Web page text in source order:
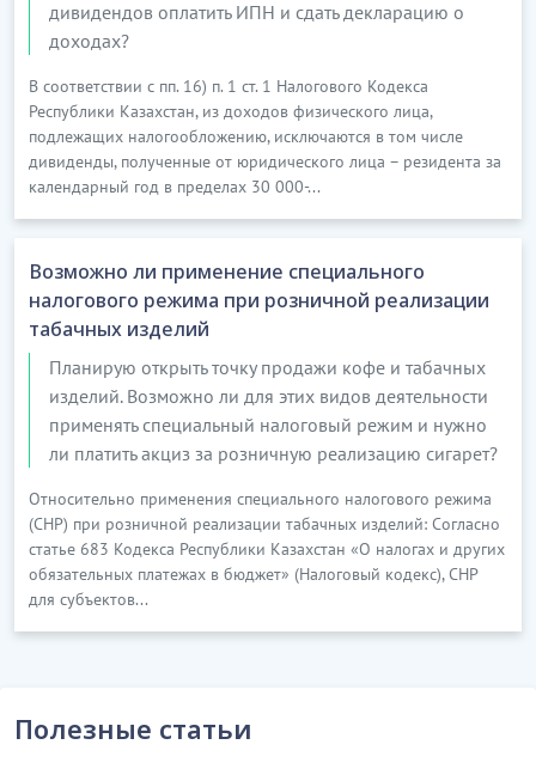
дивидендов оплатить ИПН и сдать декларацию о
доходах?
В соответствии с пп. 16) п. 1 ст. 1 Налогового Кодекса
Республики Казахстан, из доходов физического лица,
подлежащих налогообложению, исключаются в том числе
дивиденды, полученные от юридического лица – резидента за
календарный год в пределах 30 000-...
Возможно ли применение специального
налогового режима при розничной реализации
табачных изделий
Планирую открыть точку продажи кофе и табачных
изделий. Возможно ли для этих видов деятельности
применять специальный налоговый режим и нужно
ли платить акциз за розничную реализацию сигарет?
Относительно применения специального налогового режима
(СНР) при розничной реализации табачных изделий: Согласно
статье 683 Кодекса Республики Казахстан «О налогах и других
обязательных платежах в бюджет» (Налоговый кодекс), СНР
для субъектов...
Полезные статьи